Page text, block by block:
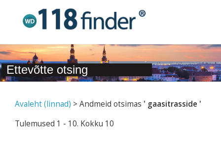
Ettevõtte otsing
Avaleht (linnad) > Andmeid otsimas ' gaasitrasside '
Tulemused 1 - 10. Kokku 10